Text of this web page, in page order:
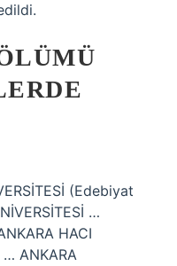
(Edebiyat
…
HACI
… ANKARA